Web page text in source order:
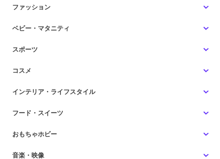
ファッション
ベビー・マタニティ
スポーツ
コスメ
インテリア・ライフスタイル
フード・スイーツ
おもちゃホビー
音楽・映像